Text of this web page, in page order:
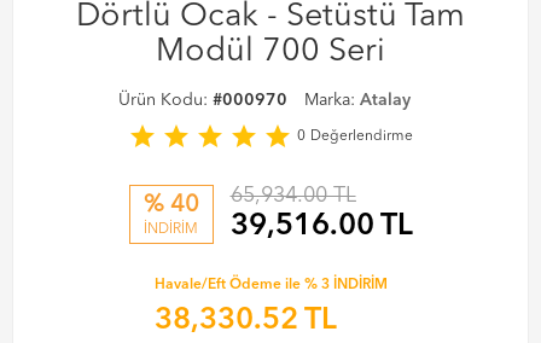
Dörtlü Ocak - Setüstü Tam
Modül 700 Seri
Ürün Kodu: #000970 Marka: Atalay
star star star star star 0 Değerlendirme
% 40
İNDİRİM
65,934.00 TL
39,516.00 TL
Havale/Eft Ödeme ile % 3 İNDİRİM
38,330.52 TL